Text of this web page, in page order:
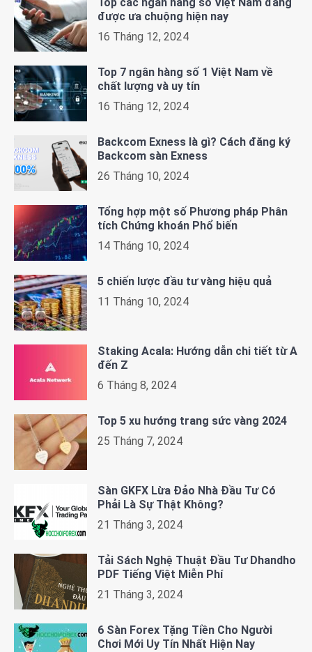
được ưa chuộng hiện nay
16 Tháng 12, 2024
Top 7 ngân hàng số 1 Việt Nam về
chất lượng và uy tín
16 Tháng 12, 2024
Backcom Exness là gì? Cách đăng ký
Backcom sàn Exness
26 Tháng 10, 2024
Tổng hợp một số Phương pháp Phân
tích Chứng khoán Phổ biến
14 Tháng 10, 2024
5 chiến lược đầu tư vàng hiệu quả
11 Tháng 10, 2024
Staking Acala: Hướng dẫn chi tiết từ A
đến Z
6 Tháng 8, 2024
Top 5 xu hướng trang sức vàng 2024
25 Tháng 7, 2024
Sàn GKFX Lừa Đảo Nhà Đầu Tư Có
Phải Là Sự Thật Không?
21 Tháng 3, 2024
Tải Sách Nghệ Thuật Đầu Tư Dhandho
PDF Tiếng Việt Miễn Phí
21 Tháng 3, 2024
6 Sàn Forex Tặng Tiền Cho Người
Chơi Mới Uy Tín Nhất Hiện Nay